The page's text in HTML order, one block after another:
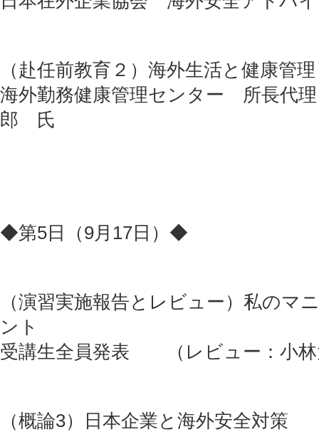
（赴任前教育２）海外生活と健康管
海外勤務健康管理センター 所長
郎 氏
◆第5日（9月17日）◆
（演習実施報告とレビュー）私のマ
ント
受講生全員発表 （レビュー：小林
（概論3）日本企業と海外安全対策